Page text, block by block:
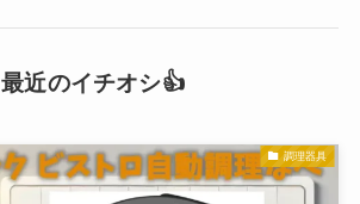
最近のイチオシ👍
調理器具